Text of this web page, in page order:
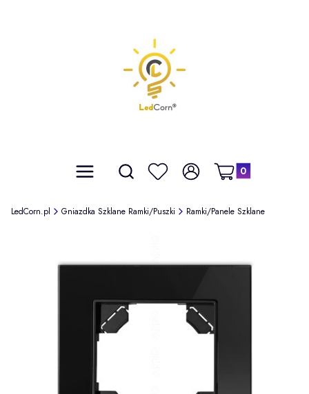
Menu Otwórz wyszukiwarkę
Szukaj Ulubione Zaloguj się
Produkty w koszyku:
Koszyk
LedCorn.pl Gniazdka Szklane Ramki/Puszki Ramki/Panele Szklane